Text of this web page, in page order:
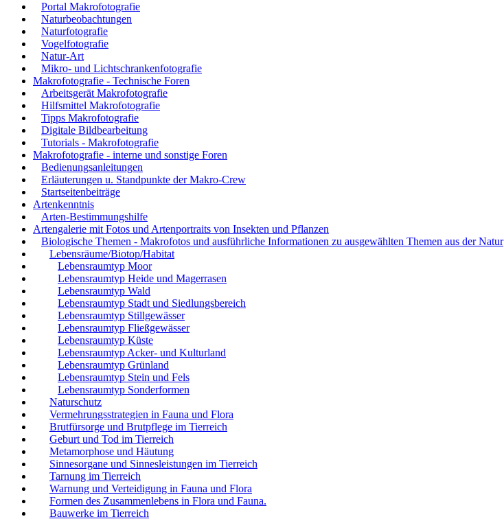
Portal Makrofotografie
Naturbeobachtungen
Naturfotografie
Vogelfotografie
Natur-Art
Mikro- und Lichtschrankenfotografie
Makrofotografie - Technische Foren
Arbeitsgerät Makrofotografie
Hilfsmittel Makrofotografie
Tipps Makrofotografie
Digitale Bildbearbeitung
Tutorials - Makrofotografie
Makrofotografie - interne und sonstige Foren
Bedienungsanleitungen
Erläuterungen u. Standpunkte der Makro-Crew
Startseitenbeiträge
Artenkenntnis
Arten-Bestimmungshilfe
Artengalerie mit Fotos und Artenportraits von Insekten und Pflanzen
Biologische Themen - Makrofotos und ausführliche Informationen zu ausgewählten Themen aus der Natur
Lebensräume/Biotop/Habitat
Lebensraumtyp Moor
Lebensraumtyp Heide und Magerrasen
Lebensraumtyp Wald
Lebensraumtyp Stadt und Siedlungsbereich
Lebensraumtyp Stillgewässer
Lebensraumtyp Fließgewässer
Lebensraumtyp Küste
Lebensraumtyp Acker- und Kulturland
Lebensraumtyp Grünland
Lebensraumtyp Stein und Fels
Lebensraumtyp Sonderformen
Naturschutz
Vermehrungsstrategien in Fauna und Flora
Brutfürsorge und Brutpflege im Tierreich
Geburt und Tod im Tierreich
Metamorphose und Häutung
Sinnesorgane und Sinnesleistungen im Tierreich
Tarnung im Tierreich
Warnung und Verteidigung in Fauna und Flora
Formen des Zusammenlebens in Flora und Fauna.
Bauwerke im Tierreich